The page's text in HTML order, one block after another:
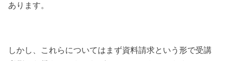
あります。
しかし、これらについてはまず資料請求という形で受講